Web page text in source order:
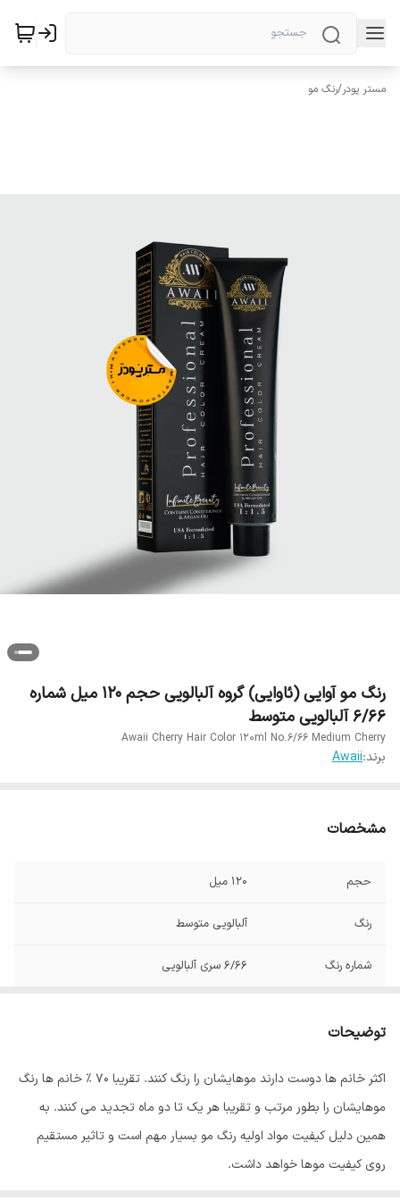
مستر پودر/رنگ مو
رنگ مو آوایی (ئاوایی) گروه آلبالویی حجم 120 میل شماره
6/66 آلبالویی متوسط
Awaii Cherry Hair Color 120ml No.6/66 Medium Cherry
برند:Awaii
مشخصات
حجم 120 میل
رنگ آلبالویی متوسط
شماره رنگ 6/66 سری آلبالویی
توضیحات
اکثر خانم ها دوست دارند موهایشان را رنگ کنند. تقریبا 70 % خانم ها رنگ
موهایشان را بطور مرتب و تقریبا هر یک تا دو ماه تجدید می کنند. به
همین دلیل کیفیت مواد اولیه رنگ مو بسیار مهم است و تاثیر مستقیم
روی کیفیت موها خواهد داشت.